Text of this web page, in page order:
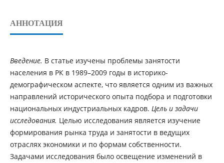
АННОТАЦИЯ
Введение. В статье изучены проблемы занятости
населения в РК в 1989–2009 годы в историко-
демографическом аспекте, что является одним из важных
направлений исторического опыта подбора и подготовки
национальных индустриальных кадров. Цель и задачи
исследования. Целью исследования является изучение
формирования рынка труда и занятости в ведущих
отраслях экономики и по формам собственности.
Задачами исследования было освещение изменений в